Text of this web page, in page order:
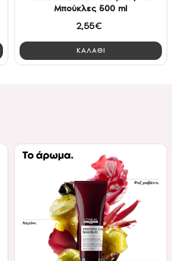
Μπούκλες 500 ml
2,55€
ΚΑΛΑΘΙ